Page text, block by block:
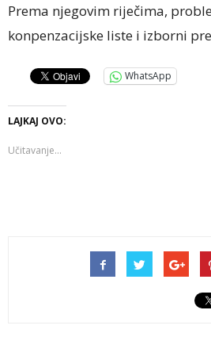
Prema njegovim riječima,
konpenzacijske liste i izborni
WhatsApp
LAJKAJ OVO:
Učitavanje...